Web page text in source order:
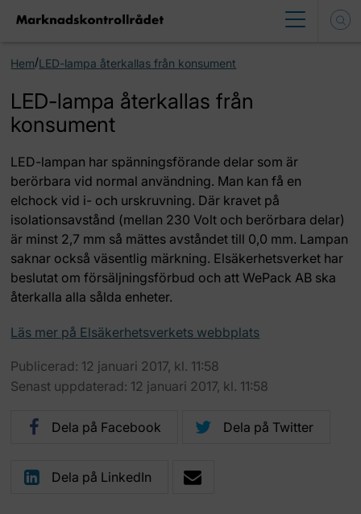
Hem/LED-lampa återkallas från konsument
LED-lampa återkallas från
konsument
LED-lampan har spänningsförande delar som är
berörbara vid normal användning. Man kan få en
elchock vid i- och urskruvning. Där kravet på
isolationsavstånd (mellan 230 Volt och berörbara delar)
är minst 2,7 mm så mättes avståndet till 0,0 mm. Lampan
saknar också väsentlig märkning. Elsäkerhetsverket har
beslutat om försäljningsförbud och att WePack AB ska
återkalla alla sålda enheter.
Läs mer på Elsäkerhetsverkets webbplats
Publicerad: 12 januari 2017, kl. 11:58
Senast uppdaterad: 12 januari 2017, kl. 11:58
Dela på Facebook Dela på Twitter
Dela på LinkedIn